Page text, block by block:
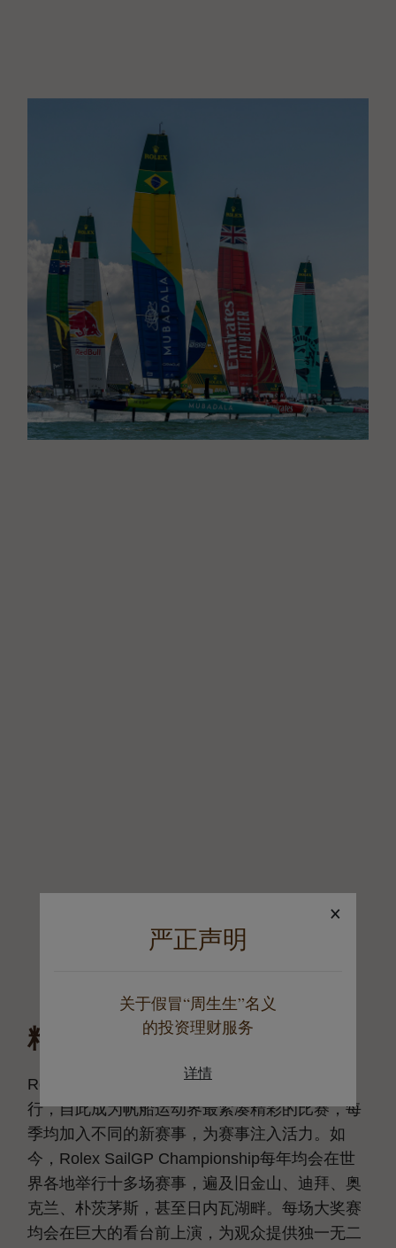
×
严正声明
关于假冒“周生生”名义
的投资理财服务
详情
精彩比拼
Rolex SailGP Championship于2019年首次举
行，自此成为帆船运动界最紧凑精彩的比赛，每
季均加入不同的新赛事，为赛事注入活力。如
今，Rolex SailGP Championship每年均会在世
界各地举行十多场赛事，遍及旧金山、迪拜、奥
克兰、朴茨茅斯，甚至日内瓦湖畔。每场大奖赛
均会在巨大的看台前上演，为观众提供独一无二